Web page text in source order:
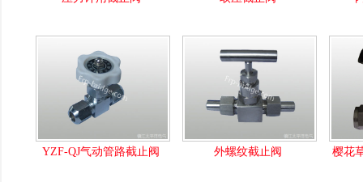
YZF-QJ气动管路截止阀 外螺纹截止阀 樱花